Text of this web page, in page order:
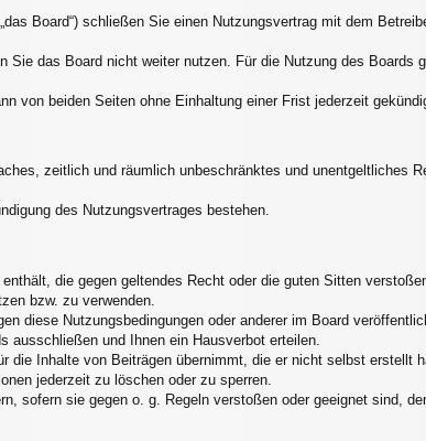
Board“) schließen Sie einen Nutzungsvertrag mit dem
das Board nicht weiter nutzen. Für die Nutzung des Boards
von beiden Seiten ohne Einhaltung einer Frist jederzeit
zeitlich und räumlich unbeschränktes und unentgeltliches
des Nutzungsvertrages bestehen.
die gegen geltendes Recht oder die guten Sitten
bzw. zu verwenden.
diese Nutzungsbedingungen oder anderer im Board
ausschließen und Ihnen ein Hausverbot erteilen.
die Inhalte von Beiträgen übernimmt, die er nicht selbst erstellt
jederzeit zu löschen oder zu sperren.
sofern sie gegen o. g. Regeln verstoßen oder geeignet sind,